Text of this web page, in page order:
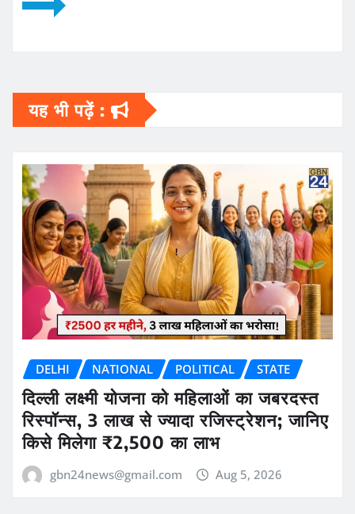
यह भी पढ़ें :
DELHI NATIONAL POLITICAL STATE
दिल्ली लक्ष्मी योजना को महिलाओं का जबरदस्त
रिस्पॉन्स, 3 लाख से ज्यादा रजिस्ट्रेशन; जानिए
किसे मिलेगा ₹2,500 का लाभ
gbn24news@gmail.com Aug 5, 2026